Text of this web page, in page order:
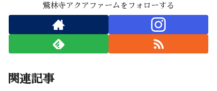
鷲林寺アクアファームをフォローする
関連記事